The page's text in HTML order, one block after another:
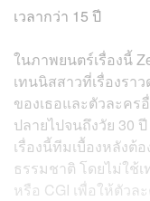
เวลากว่า 15 ปี
ในภาพยนตร์เรื่องนี้
เทนนิสสาวที่เรื่องรา
ของเธอและตัวละคร
ปลายไปจนถึงวัย 30
เรื่องนี้ทีมเบื้องหลังต้
ธรรมชาติ โดยไม่ใช้
หรือ CGI เพื่อให้ตัวล